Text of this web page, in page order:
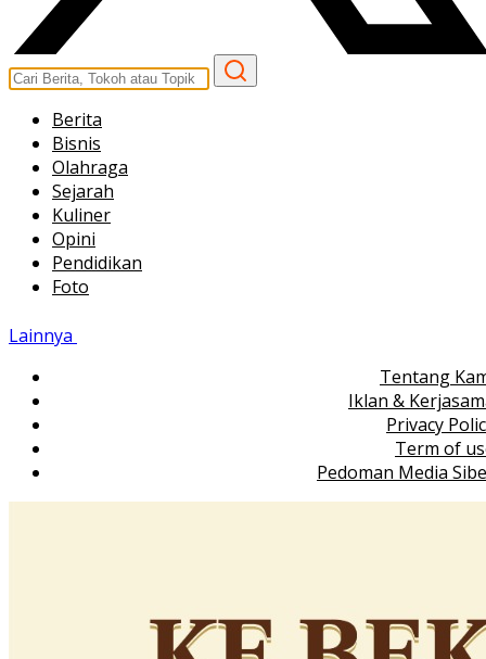
Berita
Bisnis
Olahraga
Sejarah
Kuliner
Opini
Pendidikan
Foto
Lainnya
Tentang
Iklan &
Privacy
Term of
Pedoman Media